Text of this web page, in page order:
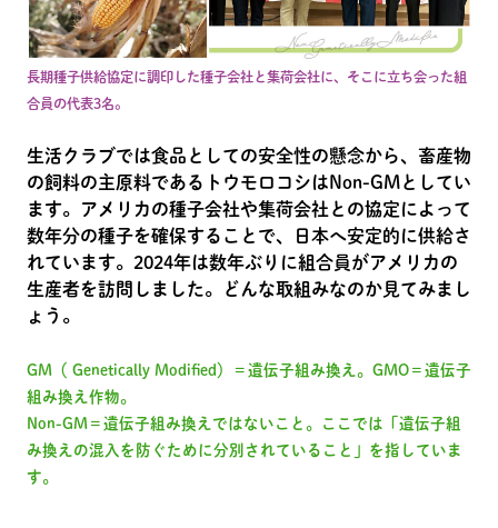
長期種子供給協定に調印した種子会社と集荷会社に、そこに立ち会った組
合員の代表3名。
生活クラブでは食品としての安全性の懸念から、畜産物
の飼料の主原料であるトウモロコシはNon-GMとしてい
ます。アメリカの種子会社や集荷会社との協定によって
数年分の種子を確保することで、日本へ安定的に供給さ
れています。2024年は数年ぶりに組合員がアメリカの
生産者を訪問しました。どんな取組みなのか見てみまし
ょう。
GM（ Genetically Modified）＝遺伝子組み換え。GMO＝遺伝子
組み換え作物。
Non-GM＝遺伝子組み換えではないこと。ここでは「遺伝子組
み換えの混入を防ぐために分別されていること」を指していま
す。